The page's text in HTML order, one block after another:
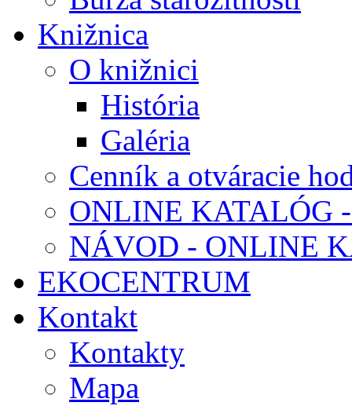
Knižnica
O knižnici
História
Galéria
Cenník a otváracie
ONLINE KATALÓG
NÁVOD - ONLINE
EKOCENTRUM
Kontakt
Kontakty
Mapa